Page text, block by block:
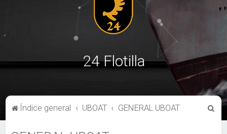
24 Flotilla
Índice general UBOAT GENERAL UBOAT